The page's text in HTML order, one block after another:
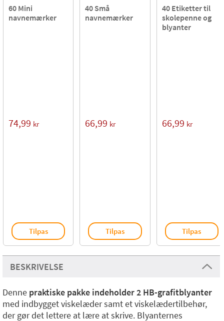
60 Mini
navnemærker
74,99 kr
Tilpas
40 Små
navnemærker
66,99 kr
Tilpas
40 Etiketter til
skolepenne og
blyanter
66,99 kr
Tilpas
BESKRIVELSE
Denne praktiske pakke indeholder 2 HB-grafitblyanter
med indbygget viskelæder samt et viskelædertilbehør,
der gør det lettere at lære at skrive. Blyanternes